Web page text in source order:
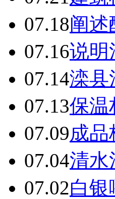
07.18阐述
07.16说明
07.14滦县
07.13保温
07.09成
07.04清水
07.02白银